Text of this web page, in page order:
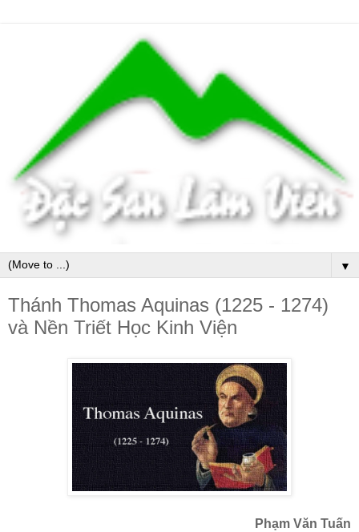
▼
Thánh Thomas Aquinas (1225 - 1274)
và Nền Triết Học Kinh Viện
Phạm Văn Tuấn